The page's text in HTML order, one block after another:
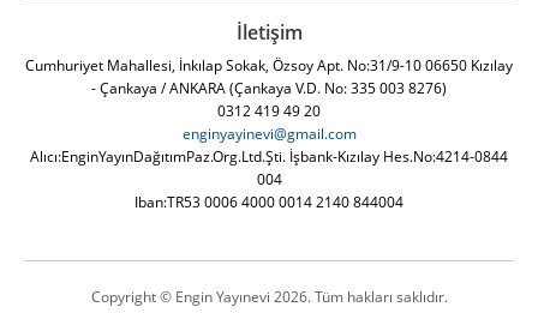
İletişim
Cumhuriyet Mahallesi, İnkılap Sokak, Özsoy Apt. No:31/9-10 06650 Kızılay
- Çankaya / ANKARA (Çankaya V.D. No: 335 003 8276)
0312 419 49 20
enginyayinevi@gmail.com
Alıcı:EnginYayınDağıtımPaz.Org.Ltd.Şti. İşbank-Kızılay Hes.No:4214-0844
004
Iban:TR53 0006 4000 0014 2140 844004
Copyright © Engin Yayınevi 2026. Tüm hakları saklıdır.